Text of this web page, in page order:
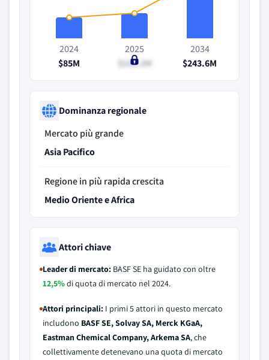
2024
$85M
2025
$102.2M
2034
$243.6M
Dominanza regionale
Mercato più grande
Asia Pacifico
Regione in più rapida crescita
Medio Oriente e Africa
Attori chiave
Leader di mercato: BASF SE ha guidato con oltre
12,5%di quota di mercato nel 2024.
Attori principali: I primi 5 attori in questo mercato
includono BASF SE, Solvay SA, Merck KGaA,
Eastman Chemical Company, Arkema SA, che
collettivamente detenevano una quota di mercato